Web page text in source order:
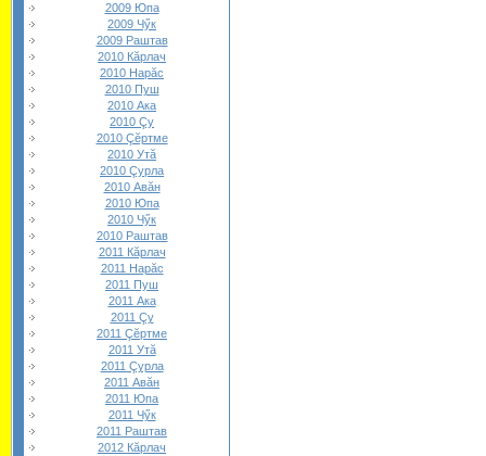
2009 Юпа
2009 Чӳк
2009 Раштав
2010 Кăрлач
2010 Нарăс
2010 Пуш
2010 Ака
2010 Çу
2010 Çĕртме
2010 Утă
2010 Çурла
2010 Авăн
2010 Юпа
2010 Чӳк
2010 Раштав
2011 Кăрлач
2011 Нарăс
2011 Пуш
2011 Ака
2011 Çу
2011 Çĕртме
2011 Утă
2011 Çурла
2011 Авăн
2011 Юпа
2011 Чӳк
2011 Раштав
2012 Кăрлач